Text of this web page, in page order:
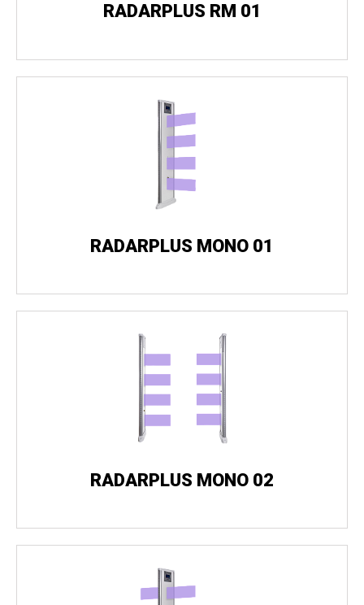
RADARPLUS RM 01
RADARPLUS MONO 01
RADARPLUS MONO 02